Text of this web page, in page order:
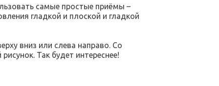
самые простые приёмы –
гладкой и плоской и гладкой
вниз или слева направо. Со
Так будет интереснее!